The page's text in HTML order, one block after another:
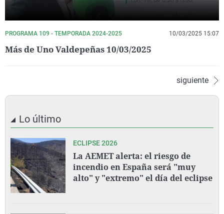
PROGRAMA 109 - TEMPORADA 2024-2025 10/03/2025 15:07
Más de Uno Valdepeñas 10/03/2025
siguiente
Lo último
ECLIPSE 2026
La AEMET alerta: el riesgo de
incendio en España será "muy
alto" y "extremo" el día del eclipse